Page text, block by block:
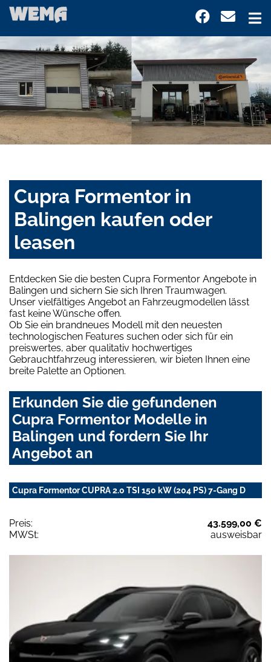
Cupra Formentor in
Balingen kaufen oder
leasen
Entdecken Sie die besten Cupra Formentor Angebote in
Balingen und sichern Sie sich Ihren Traumwagen.
Unser vielfältiges Angebot an Fahrzeugmodellen lässt
fast keine Wünsche offen.
Ob Sie ein brandneues Modell mit den neuesten
technologischen Features suchen oder sich für ein
preiswertes, aber qualitativ hochwertiges
Gebrauchtfahrzeug interessieren, wir bieten Ihnen eine
breite Palette an Optionen.
Erkunden Sie die gefundenen
Cupra Formentor Modelle in
Balingen und fordern Sie Ihr
Angebot an
Cupra Formentor CUPRA 2.0 TSI 150 kW (204 PS) 7-Gang D
Preis:
43.599,00 €
MWSt:
ausweisbar